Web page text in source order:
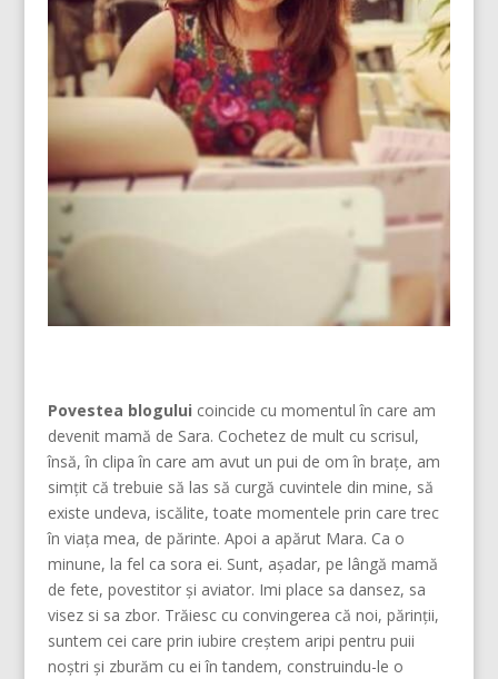
Povestea blogului coincide cu momentul în care am
devenit mamă de Sara. Cochetez de mult cu scrisul,
însă, în clipa în care am avut un pui de om în brațe, am
simțit că trebuie să las să curgă cuvintele din mine, să
existe undeva, iscălite, toate momentele prin care trec
în viața mea, de părinte. Apoi a apărut Mara. Ca o
minune, la fel ca sora ei. Sunt, așadar, pe lângă mamă
de fete, povestitor și aviator. Imi place sa dansez, sa
visez si sa zbor. Trăiesc cu convingerea că noi, părinţii,
suntem cei care prin iubire creştem aripi pentru puii
noştri şi zburăm cu ei în tandem, construindu-le o